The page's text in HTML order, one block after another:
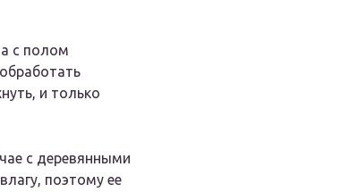
с полом
и только
с деревянными
поэтому ее